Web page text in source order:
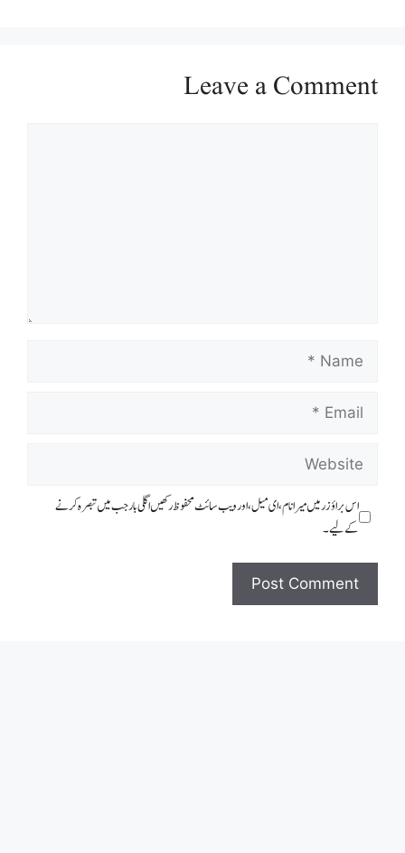
Leave a Comment
Email
Website
اس براؤزر میں میرا نام، ای میل، اور ویب سائٹ محفوظ رکھیں اگلی بار جب میں تبصرہ کرنے
کےلیے۔